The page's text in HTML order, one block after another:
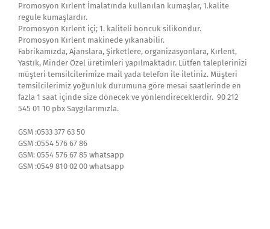
Promosyon Kırlent İmalatında kullanılan kumaşlar, 1.kalite
regule kumaşlardır.
Promosyon Kırlent içi; 1. kaliteli boncuk silikondur.
Promosyon Kırlent makinede yıkanabilir.
Fabrikamızda, Ajanslara, Şirketlere, organizasyonlara, Kırlent,
Yastık, Minder Özel üretimleri yapılmaktadır. Lütfen taleplerinizi
müşteri temsilcilerimize mail yada telefon ile iletiniz. Müşteri
temsilcilerimiz yoğunluk durumuna göre mesai saatlerinde en
fazla 1 saat içinde size dönecek ve yönlendireceklerdir. 90 212
545 01 10 pbx Saygılarımızla.
GSM :0533 377 63 50
GSM :0554 576 67 86
GSM: 0554 576 67 85 whatsapp
GSM :0549 810 02 00 whatsapp